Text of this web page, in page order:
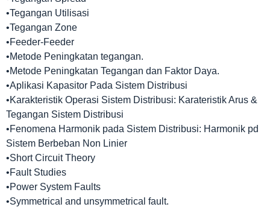
•Tegangan Utilisasi
•Tegangan Zone
•Feeder-Feeder
•Metode Peningkatan tegangan.
•Metode Peningkatan Tegangan dan Faktor Daya.
•Aplikasi Kapasitor Pada Sistem Distribusi
•Karakteristik Operasi Sistem Distribusi: Karateristik Arus &
Tegangan Sistem Distribusi
•Fenomena Harmonik pada Sistem Distribusi: Harmonik pd
Sistem Berbeban Non Linier
•Short Circuit Theory
•Fault Studies
•Power System Faults
•Symmetrical and unsymmetrical fault.